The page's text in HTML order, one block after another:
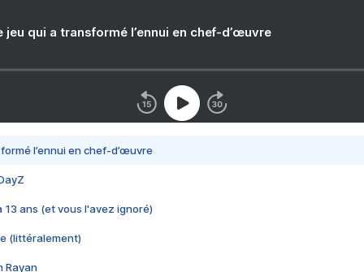
jeu qui a transformé l’ennui en chef-d’œuvre
l’ennui en chef-d’œuvre
13 ans (et vous l'avez ignoré)
(littéralement)
Rayan